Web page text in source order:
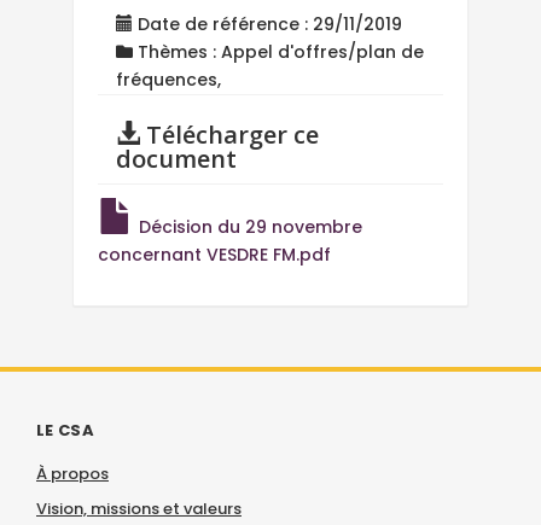
Date de référence : 29/11/2019
Thèmes : Appel d'offres/plan de
fréquences,
Télécharger ce
document
Décision du 29 novembre
concernant VESDRE FM.pdf
LE CSA
À propos
Vision, missions et valeurs